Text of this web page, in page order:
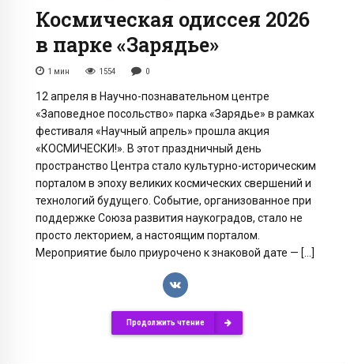
Космическая одиссея 2026
в парке «Зарядье»
1 мин 1554 0
12 апреля в Научно-познавательном центре
«Заповедное посольство» парка «Зарядье» в рамках
фестиваля «Научный апрель» прошла акция
«КОСМИЧЕСКИ!». В этот праздничный день
пространство Центра стало культурно-историческим
порталом в эпоху великих космических свершений и
технологий будущего. Событие, организованное при
поддержке Союза развития наукоградов, стало не
просто лекторием, а настоящим порталом.
Мероприятие было приурочено к знаковой дате — […]
Продолжить чтение